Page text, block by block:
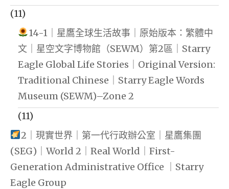
(11)
14-1｜星鷹全球生活故事｜原始版本：繁體中
文｜星空文字博物館（SEWM）第2區｜Starry
Eagle Global Life Stories｜Original Version:
Traditional Chinese｜Starry Eagle Words
Museum (SEWM)–Zone 2
(11)
2｜現實世界｜第一代行政辦公室｜星鷹集團
(SEG)｜World 2｜Real World｜First-
Generation Administrative Office ｜Starry
Eagle Group